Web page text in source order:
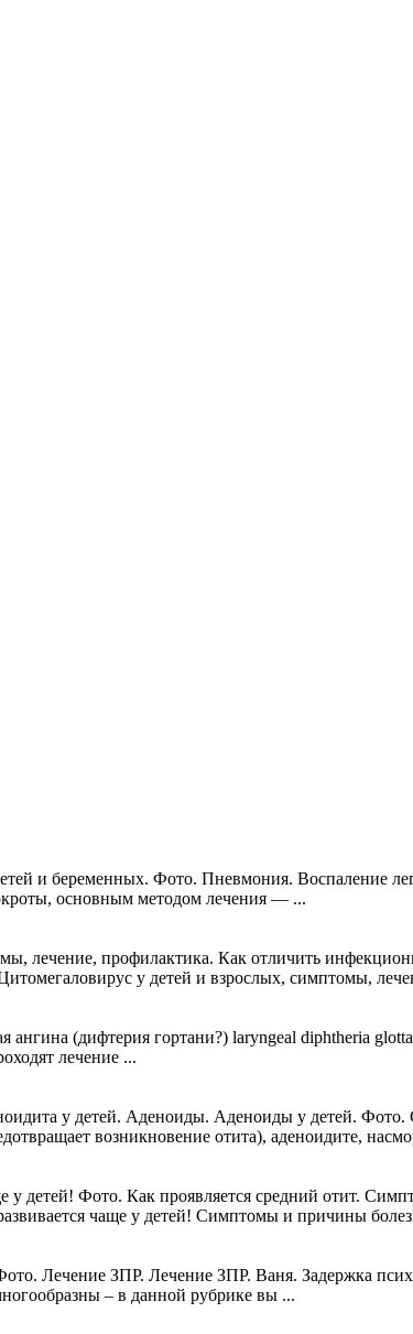
и беременных. Фото. Пневмония. Воспаление
основным методом лечения — ...
лечение, профилактика. Как отличить
у детей и взрослых, симптомы,
(дифтерия гортани?) laryngeal diphtheria
лечение ...
у детей. Аденоиды. Аденоиды у детей. Фото.
возникновение отита), аденоидите,
детей! Фото. Как проявляется средний отит.
чаще у детей! Симптомы и причины
Лечение ЗПР. Лечение ЗПР. Ваня. Задержка
– в данной рубрике вы ...